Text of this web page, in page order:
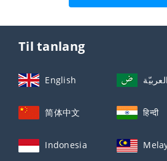
Til tanlang
English العربيّة
简体中文 हिन्दी
Indonesia